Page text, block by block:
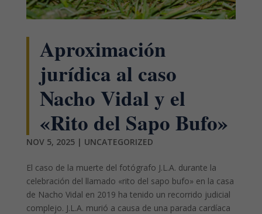
Aproximación
jurídica al caso
Nacho Vidal y el
«Rito del Sapo Bufo»
NOV 5, 2025| UNCATEGORIZED
El caso de la muerte del fotógrafo J.L.A. durante la
celebración del llamado «rito del sapo bufo» en la casa
de Nacho Vidal en 2019 ha tenido un recorrido judicial
complejo. J.L.A. murió a causa de una parada cardíaca